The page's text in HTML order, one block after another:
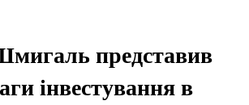
представив
інвестування в